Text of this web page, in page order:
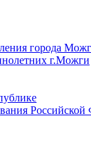
города
г.Можги